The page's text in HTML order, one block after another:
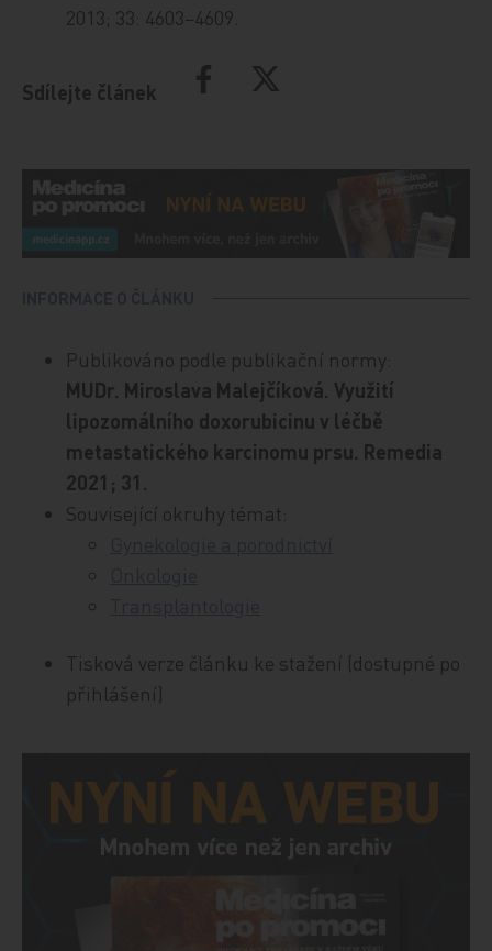
2013; 33: 4603−4609.
Sdílejte článek
Publikováno podle publikační normy:
MUDr. Miroslava Malejčíková. Využití
lipozomálního doxorubicinu v léčbě
metastatického karcinomu prsu. Remedia
2021; 31.
Související okruhy témat:
Tisková verze článku ke stažení (dostupné po
přihlášení)